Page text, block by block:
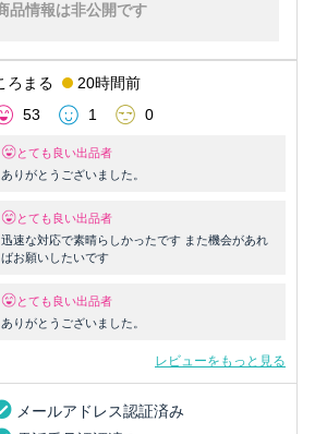
品情報は非公開です
ろまる
20時間前
53
1 0
とても良い出品者
ありがとうございました。
とても良い出品者
迅速な対応で素晴らしかったです また機会があれ
ばお願いしたいです
とても良い出品者
ありがとうございました。
レビューをもっと見る
メールアドレス認証済み